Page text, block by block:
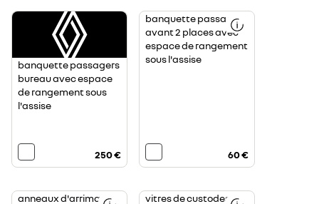
banquette passagers
bureau avec espace
de rangement sous
l'assise
250 €
banquette passagers
avant 2 places avec
espace de rangement
sous l'assise
60 €
anneaux d'arrimage
vitres de custodes